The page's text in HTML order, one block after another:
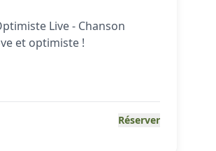
Live - Chanson
et optimiste !
Réserver